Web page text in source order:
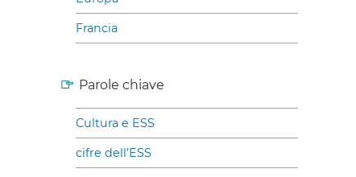
Francia
Parole chiave
Cultura e ESS
cifre dell’ESS